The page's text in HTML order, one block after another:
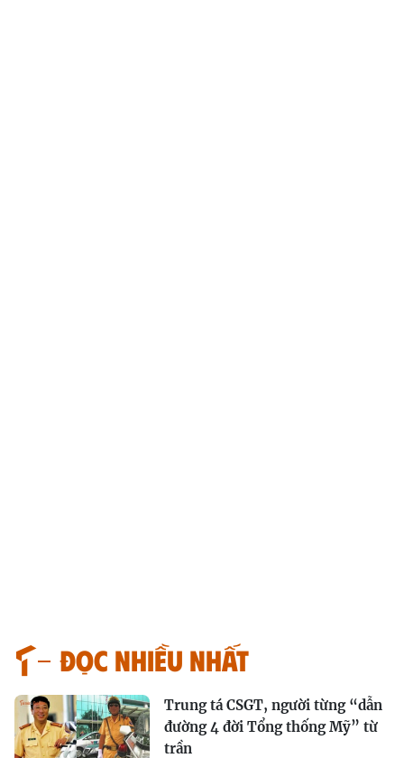
Đọc nhiều nhất
Trung tá CSGT, người từng “dẫn
đường 4 đời Tổng thống Mỹ” từ
trần